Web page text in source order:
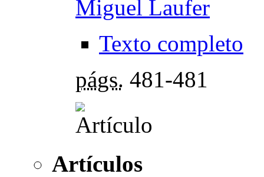
Miguel Laufer
Texto completo
págs. 481-481
Artículos